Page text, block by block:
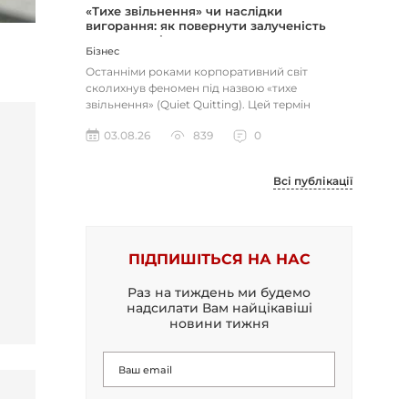
«Тихе звільнення» чи наслідки
вигорання: як повернути залученість
через сенс і мету
Бізнес
Останніми роками корпоративний світ
сколихнув феномен під назвою «тихе
звільнення» (Quiet Quitting). Цей термін
03.08.26
839 0
Всі публікації
ПІДПИШІТЬСЯ НА НАС
Раз на тиждень ми будемо
надсилати Вам найцікавіші
новини тижня